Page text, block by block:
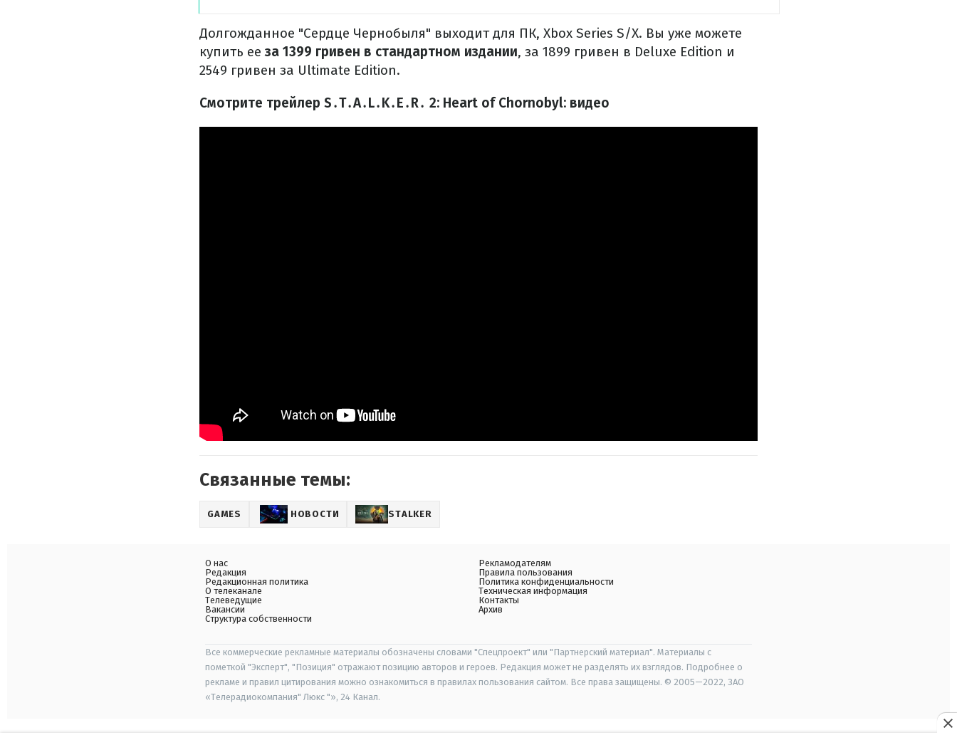
Долгожданное "Сердце Чернобыля" выходит для ПК, Xbox Series S/X. Вы уже можете
купить ееза 1399 гривен в стандартном издании, за 1899 гривен в Deluxe Edition и
2549 гривен за Ultimate Edition.
Смотрите трейлер S․T․A․L․K․E․R․ 2: Heart of Chornobyl: видео
Связанные темы:
GAMES НОВОСТИ STALKER
О нас
Редакция
Редакционная политика
О телеканале
Телеведущие
Вакансии
Структура собственности
Рекламодателям
Правила пользования
Политика конфиденциальности
Техническая информация
Контакты
Архив
Все коммерческие рекламные материалы обозначены словами "Спецпроект" или "Партнерский материал". Материалы с
пометкой "Эксперт", "Позиция" отражают позицию авторов и героев. Редакция может не разделять их взглядов. Подробнее о
рекламе и правил цитирования можно ознакомиться в правилах пользования сайтом. Все права защищены. © 2005—2022, ЗАО
«Телерадиокомпания" Люкс "», 24 Канал.